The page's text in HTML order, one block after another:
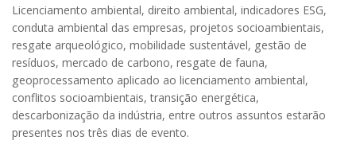
Licenciamento ambiental, direito ambiental, indicadores ESG,
conduta ambiental das empresas, projetos socioambientais,
resgate arqueológico, mobilidade sustentável, gestão de
resíduos, mercado de carbono, resgate de fauna,
geoprocessamento aplicado ao licenciamento ambiental,
conflitos socioambientais, transição energética,
descarbonização da indústria, entre outros assuntos estarão
presentes nos três dias de evento.